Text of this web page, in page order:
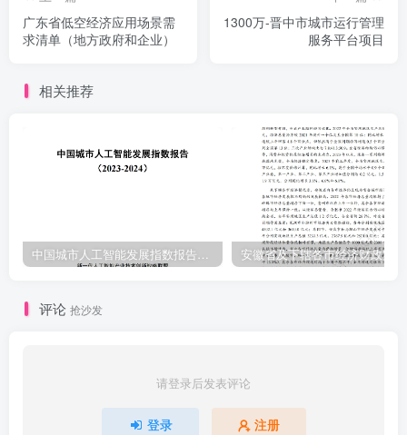
t/xxgk/tzgg/gg/202203/t2022033122726994.htM
广东省低空经济应用场景需
求清单（地方政府和企业）
1300万-晋中市城市运行管理
服务平台项目
相关推荐
中国城市人工智能发展指数报告（2023-2024）
评论 抢沙发
请登录后发表评论
登录 注册